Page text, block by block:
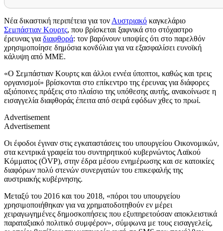
Νέα δικαστική περιπέτεια για τον Αυστριακό καγκελάριο
Σεμπάστιαν Κουρτς, που βρίσκεται ξαφνικά στο στόχαστρο
έρευνας για διαφθορά: τον βαρύνουν υποψίες ότι στο παρελθόν
χρησιμοποίησε δημόσια κονδύλια για να εξασφαλίσει ευνοϊκή
κάλυψη από ΜΜΕ.
«Ο Σεμπάστιαν Κουρτς και άλλοι εννέα ύποπτοι, καθώς και τρεις
οργανισμοί» βρίσκονται στο επίκεντρο της έρευνας για διάφορες
αξιόποινες πράξεις στο πλαίσιο της υπόθεσης αυτής, ανακοίνωσε η
εισαγγελία διαφθοράς έπειτα από σειρά εφόδων χθες το πρωί.
Advertisement
Advertisement
Οι έφοδοι έγιναν στις εγκαταστάσεις του υπουργείου Οικονομικών,
στα κεντρικά γραφεία του συντηρητικού κυβερνώντος Λαϊκού
Κόμματος (ÖVP), στην έδρα μέσου ενημέρωσης και σε κατοικίες
διαφόρων πολύ στενών συνεργατών του επικεφαλής της
αυστριακής κυβέρνησης.
Μεταξύ του 2016 και του 2018, «πόροι του υπουργείου
χρησιμοποιήθηκαν για να χρηματοδοτηθούν εν μέρει
χειραγωγημένες δημοσκοπήσεις που εξυπηρετούσαν αποκλειστικά
παραταξιακό πολιτικό συμφέρον», σύμφωνα με τους εισαγγελείς,